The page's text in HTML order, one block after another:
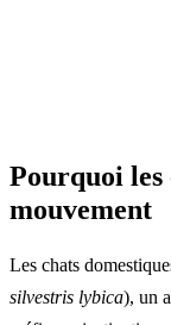
Pourquoi les
mouvement
Les chats
silvestris lybica), un